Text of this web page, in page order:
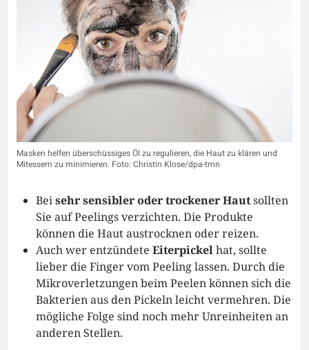
Masken helfen überschüssiges Öl zu regulieren, die Haut zu klären und
Mitessern zu minimieren. Foto: Christin Klose/dpa-tmn
Beisehr sensibler oder trockener Hautsollten
Sie auf Peelings verzichten. Die Produkte
können die Haut austrocknen oder reizen.
Auch wer entzündete Eiterpickelhat, sollte
lieber die Finger vom Peeling lassen. Durch die
Mikroverletzungen beim Peelen können sich die
Bakterien aus den Pickeln leicht vermehren. Die
mögliche Folge sind noch mehr Unreinheiten an
anderen Stellen.